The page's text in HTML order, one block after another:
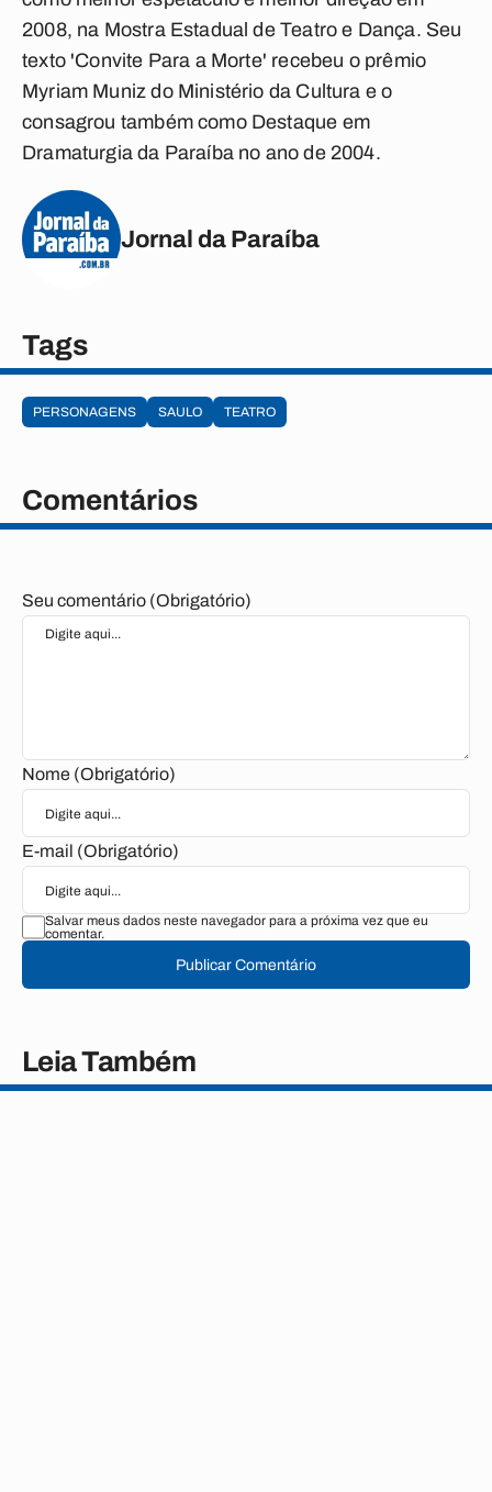
2008, na Mostra Estadual de Teatro e Dança. Seu
texto 'Convite Para a Morte' recebeu o prêmio
Myriam Muniz do Ministério da Cultura e o
consagrou também como Destaque em
Dramaturgia da Paraíba no ano de 2004.
Jornal da Paraíba
Tags
PERSONAGENS SAULO TEATRO
Comentários
Seu comentário (Obrigatório)
Nome (Obrigatório)
E-mail (Obrigatório)
Salvar meus dados neste navegador para a próxima vez que eu
comentar.
Publicar Comentário
Leia Também